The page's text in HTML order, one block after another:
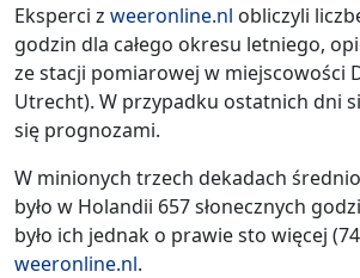
Eksperci z weeronline.nl obliczyli
godzin dla całego okresu letniego,
ze stacji pomiarowej w miejscowości
Utrecht). W przypadku ostatnich dni
się prognozami.
W minionych trzech dekadach
było w Holandii 657 słonecznych
było ich jednak o prawie sto więcej
weeronline.nl.